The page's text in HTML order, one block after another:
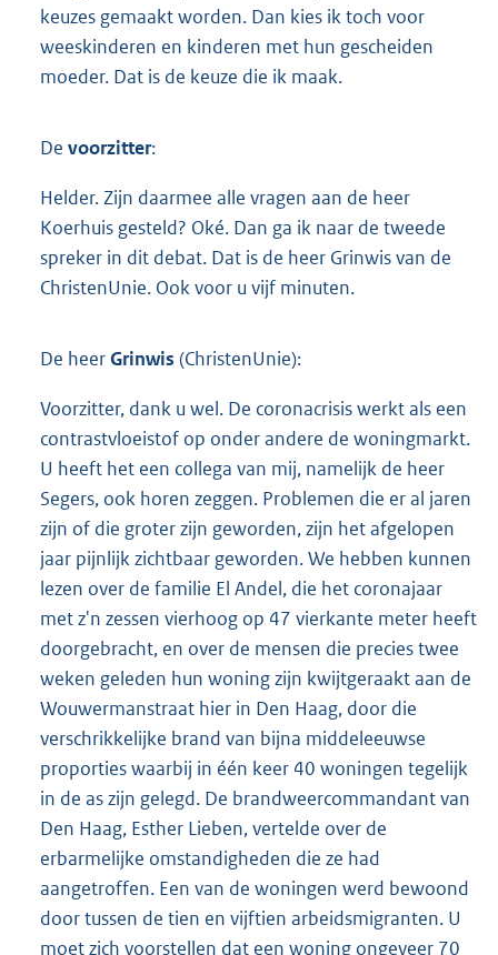
keuzes gemaakt worden. Dan kies ik toch voor
weeskinderen en kinderen met hun gescheiden
moeder. Dat is de keuze die ik maak.
De voorzitter:
Helder. Zijn daarmee alle vragen aan de heer
Koerhuis gesteld? Oké. Dan ga ik naar de tweede
spreker in dit debat. Dat is de heer Grinwis van de
ChristenUnie. Ook voor u vijf minuten.
De heerGrinwis (ChristenUnie):
Voorzitter, dank u wel. De coronacrisis werkt als een
contrastvloeistof op onder andere de woningmarkt.
U heeft het een collega van mij, namelijk de heer
Segers, ook horen zeggen. Problemen die er al jaren
zijn of die groter zijn geworden, zijn het afgelopen
jaar pijnlijk zichtbaar geworden. We hebben kunnen
lezen over de familie El Andel, die het coronajaar
met z'n zessen vierhoog op 47 vierkante meter heeft
doorgebracht, en over de mensen die precies twee
weken geleden hun woning zijn kwijtgeraakt aan de
Wouwermanstraat hier in Den Haag, door die
verschrikkelijke brand van bijna middeleeuwse
proporties waarbij in één keer 40 woningen tegelijk
in de as zijn gelegd. De brandweercommandant van
Den Haag, Esther Lieben, vertelde over de
erbarmelijke omstandigheden die ze had
aangetroffen. Een van de woningen werd bewoond
door tussen de tien en vijftien arbeidsmigranten. U
moet zich voorstellen dat een woning ongeveer 70